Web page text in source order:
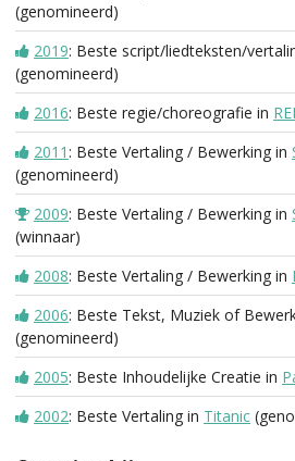
(genomineerd)
2019: Beste script/liedteksten/
(genomineerd)
2016: Beste regie/choreografie in
2011 : Beste Vertaling / Bewerking in
(genomineerd)
2009: Beste Vertaling / Bewerking in
(winnaar)
2008: Beste Vertaling / Bewerking in
2006: Beste Tekst, Muziek of
(genomineerd)
2005: Beste Inhoudelijke Creatie in
2002: Beste Vertaling in Titanic